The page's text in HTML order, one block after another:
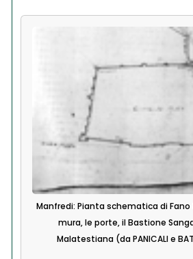
Manfredi: Pianta schematica di Fano
mura, le porte, il Bastione
Malatestiana (da PANICALI e